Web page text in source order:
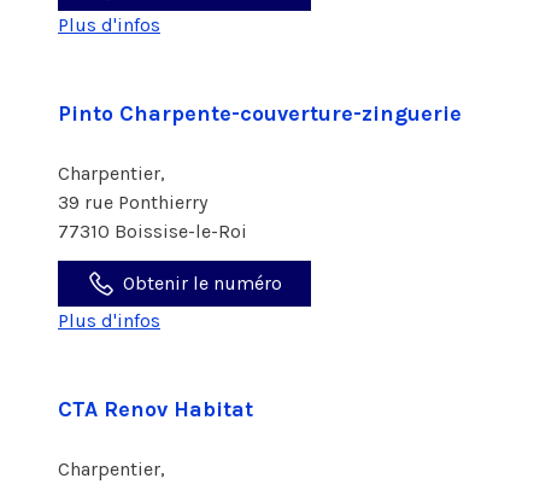
Plus d'infos
Pinto Charpente-couverture-zinguerie
Charpentier,
39 rue Ponthierry
77310 Boissise-le-Roi
Obtenir le numéro
Plus d'infos
CTA Renov Habitat
Charpentier,